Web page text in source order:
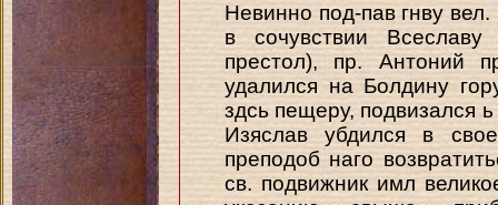
Невинно под-пав гнву
в сочувствии Всеславу
престол), пр. Антоний
удалился на Болдину
здсь пещеру, подвизался
Изяслав убдился в
преподоб наго
св. подвижник имл